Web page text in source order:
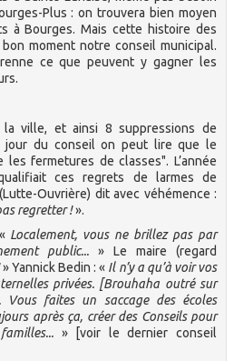
Plus : on trouvera bien moyen
à Bourges. Mais cette histoire des
moment notre conseil municipal.
ce que peuvent y gagner les
ville, et ainsi 8 suppressions de
jour du conseil on peut lire que le
fermetures de classes". L’année
ces regrets de larmes de
Ouvrière) dit avec véhémence :
regretter !».
Localement, vous ne brillez pas par
public... » Le maire (regard
» Yannick Bedin : « Il n’y a qu’à voir vos
privées. [Brouhaha outré sur
faites un saccage des écoles
après ça, créer des Conseils pour
» [voir le dernier conseil